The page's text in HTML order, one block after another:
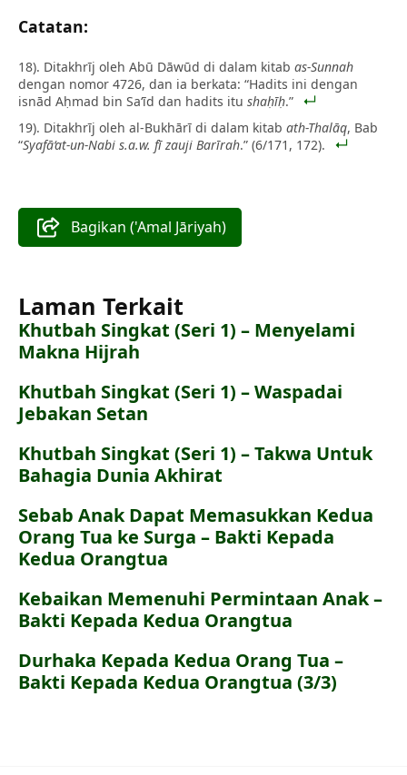
Catatan:
18). Ditakhrīj oleh Abū Dāwūd di dalam kitab as-Sunnah
dengan nomor 4726, dan ia berkata: “Hadits ini dengan
isnād Aḥmad bin Sa‘īd dan hadits itu shaḥīḥ.”
19). Ditakhrīj oleh al-Bukhārī di dalam kitab ath-Thalāq, Bab
“Syafā‘at-un-Nabi s.a.w. fī zauji Barīrah.” (6/171, 172).
Bagikan ('Amal Jāriyah)
Laman Terkait
Khutbah Singkat (Seri 1) – Menyelami
Makna Hijrah
Khutbah Singkat (Seri 1) – Waspadai
Jebakan Setan
Khutbah Singkat (Seri 1) – Takwa Untuk
Bahagia Dunia Akhirat
Sebab Anak Dapat Memasukkan Kedua
Orang Tua ke Surga – Bakti Kepada
Kedua Orangtua
Kebaikan Memenuhi Permintaan Anak –
Bakti Kepada Kedua Orangtua
Durhaka Kepada Kedua Orang Tua –
Bakti Kepada Kedua Orangtua (3/3)